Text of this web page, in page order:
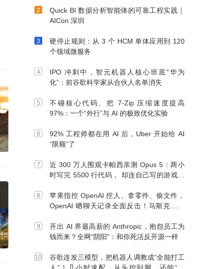
Quick BI 数据分析智能体的可靠工程实践｜
AICon 深圳
硬停止规则：从 3 个 HCM 单体应用到 120
个领域微服务
IPO 冲刺中，智元机器人核心班底“华为
化”：前谷歌科学家从合伙人名单消失
不碰核心代码、把 7-Zip 压缩速度提高
97%：一个“外行”与 AI 的极致优化实验
92% 工程师都在用 AI 后，Uber 开始给 AI
“限额”了
近 300 万人围观卡帕西亲测 Opus 5：两小
时写完 5500 行代码， 却连自己写的游戏都
苹果指控 OpenAI 挖人、拿零件、偷文件，
OpenAI 晒聊天记录全面反击！马斯克：别
开出 AI 界最高薪的 Anthropic，抱怨员工为
钱而来？全网“阴阳”：和你死活反开源一样
谷歌连发三模型，把机器人调教成“全能打工